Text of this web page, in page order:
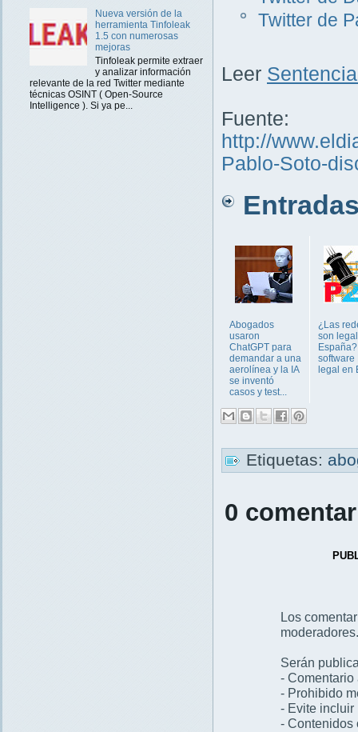
Nueva versión de la
herramienta Tinfoleak
1.5 con numerosas
mejoras
Tinfoleak permite extraer
y analizar información
relevante de la red Twitter mediante
técnicas OSINT ( Open-Source
Intelligence ). Si ya pe...
Twitter de
Leer
Fuente:
http://
Pablo-Soto-
Entradas
Abogados
usaron
ChatGPT para
demandar a una
aerolínea y la IA
se inventó
casos y test...
¿Las
son
software
legal en
Etiquetas:
0
Los
moderadores.
Serán
- Comentario
- Prohibido
- Evite incluir
- Contenidos